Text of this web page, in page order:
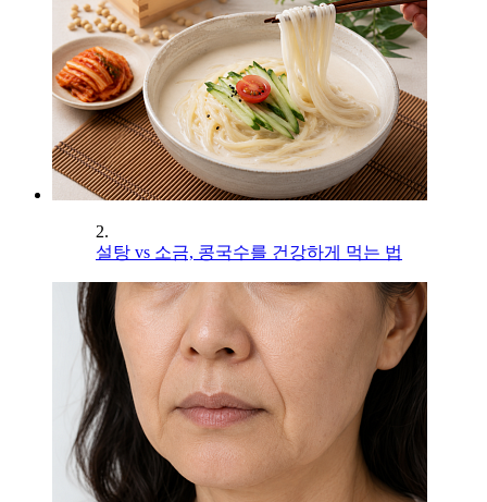
2.
설탕 vs 소금, 콩국수를 건강하게 먹는 법